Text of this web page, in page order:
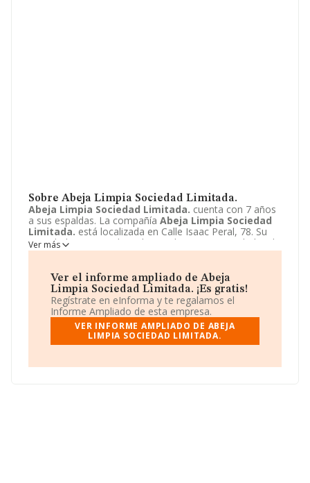
Sobre Abeja Limpia Sociedad Limitada.
Abeja Limpia Sociedad Limitada. cuenta con 7 años
a sus espaldas. La compañía Abeja Limpia Sociedad
Limitada. está localizada en Calle Isaac Peral, 78. Su
actividad CNAE se ubica dentro de 0161 - Actividades de
apoyo a la agricultura.Abeja Limpia Sociedad
limitada.
Ver más
Ver el informe ampliado de Abeja
Limpia Sociedad Limitada. ¡Es gratis!
Regístrate en eInforma y te regalamos el
Informe Ampliado de esta empresa.
VER INFORME AMPLIADO DE ABEJA
LIMPIA SOCIEDAD LIMITADA.